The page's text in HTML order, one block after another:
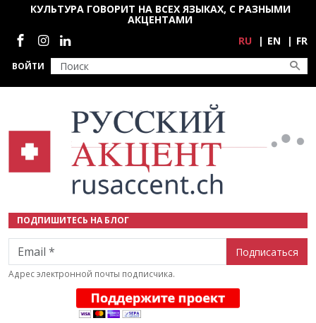
Перейти к основному содержанию
ВОЙТИ
КУЛЬТУРА ГОВОРИТ НА ВСЕХ ЯЗЫКАХ, С РАЗНЫМИ
АКЦЕНТАМИ
Социальные сети
RU EN FR
ПОДПИШИТЕСЬ НА БЛОГ
Email
Адрес электронной почты подписчика.